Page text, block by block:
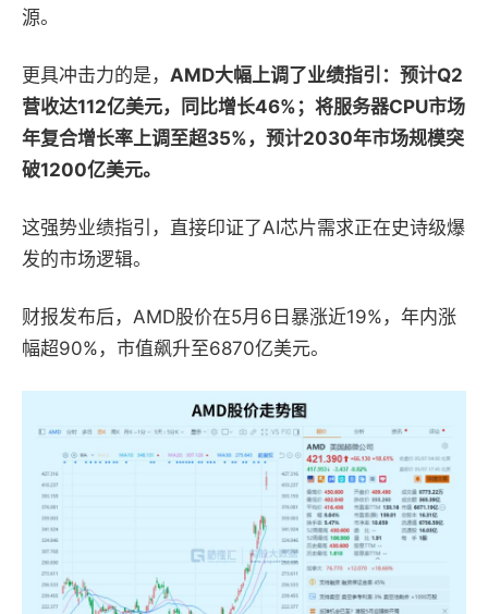
源。
更具冲击力的是， AMD大幅上调了业绩指引：预计Q2
营收达112亿美元，同比增长46% ；将服务器CPU市场
年复合增长率上调至超35% ，预计2030年市场规模突
破1200亿美元。
这强势业绩指引 ，直接印证了AI芯片需求正在史诗级爆
发的市场逻辑。
财报发布后， AMD股价在5月 6 日暴涨近19% ，年内涨
幅超90% ，市值飙升至6870亿美元。